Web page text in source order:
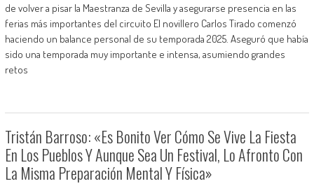
de volver a pisar la Maestranza de Sevilla y asegurarse presencia en las
ferias más importantes del circuito El novillero Carlos Tirado comenzó
haciendo un balance personal de su temporada 2025. Aseguró que había
sido una temporada muy importante e intensa, asumiendo grandes
retos
Tristán Barroso: «Es Bonito Ver Cómo Se Vive La Fiesta
En Los Pueblos Y Aunque Sea Un Festival, Lo Afronto Con
La Misma Preparación Mental Y Física»